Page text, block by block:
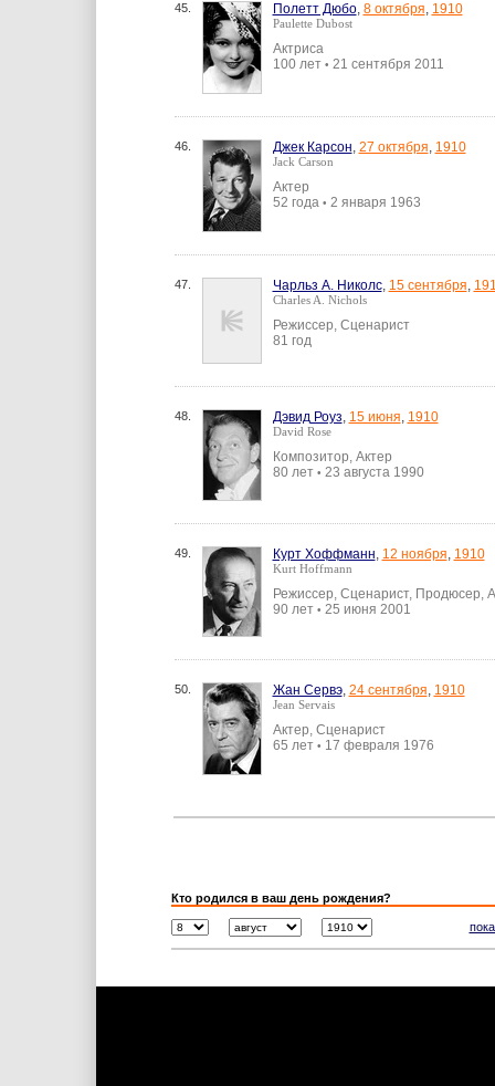
45. Полетт Дюбо, 8 октября, 1910
Paulette Dubost
Актриса
100 лет • 21 сентября 2011
46. Джек Карсон, 27 октября, 1910
Jack Carson
Актер
52 года • 2 января 1963
47. Чарльз А. Николс, 15 сентября,
Charles A. Nichols
Режиссер, Сценарист
81 год
48. Дэвид Роуз, 15 июня, 1910
David Rose
Композитор, Актер
80 лет • 23 августа 1990
49. Курт Хоффманн, 12 ноября, 1910
Kurt Hoffmann
Режиссер, Сценарист, Продюсер,
90 лет • 25 июня 2001
50. Жан Сервэ, 24 сентября, 1910
Jean Servais
Актер, Сценарист
65 лет • 17 февраля 1976
Кто родился в ваш день рождения?